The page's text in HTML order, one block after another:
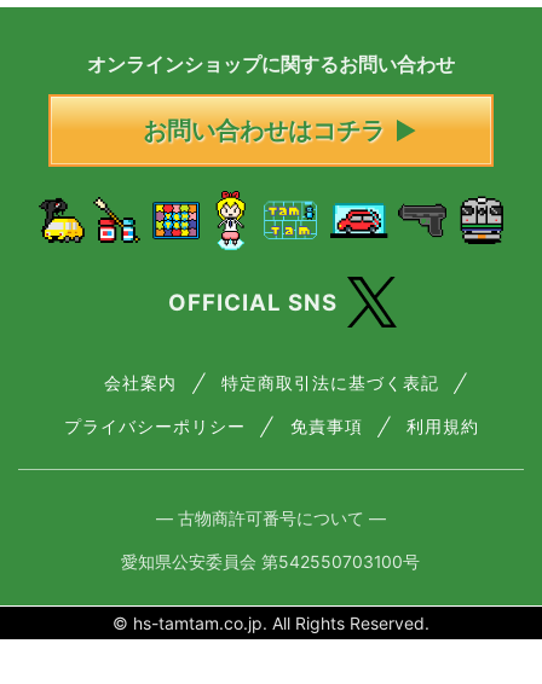
オンラインショップに関するお問い合わせ
お問い合わせはコチラ
OFFICIAL SNS
会社案内 特定商取引法に基づく表記
プライバシーポリシー 免責事項 利用規約
― 古物商許可番号について ―
愛知県公安委員会 第542550703100号
© hs-tamtam.co.jp. All Rights Reserved.